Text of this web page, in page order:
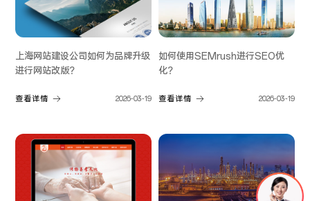
上海网站建设公司如何为品牌升级
进行网站改版？
查看详情 2026-03-19
如何使用SEMrush进行SEO优
化？
查看详情 2026-03-19